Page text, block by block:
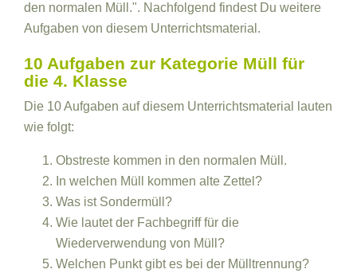
den normalen Müll.". Nachfolgend findest Du weitere
Aufgaben von diesem Unterrichtsmaterial.
10 Aufgaben zur Kategorie Müll für
die 4. Klasse
Die 10 Aufgaben auf diesem Unterrichtsmaterial lauten
wie folgt:
Obstreste kommen in den normalen Müll.
In welchen Müll kommen alte Zettel?
Was ist Sondermüll?
Wie lautet der Fachbegriff für die
Wiederverwendung von Müll?
Welchen Punkt gibt es bei der Mülltrennung?